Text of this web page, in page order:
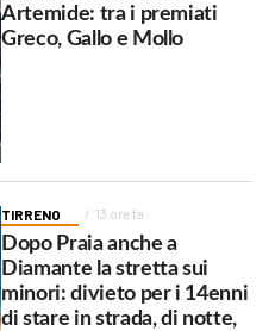
Artemide: tra i premiati
Greco, Gallo e Mollo
TIRRENO 13 ore fa
Dopo Praia anche a
Diamante la stretta sui
minori: divieto per i 14enni
di stare in strada, di notte,